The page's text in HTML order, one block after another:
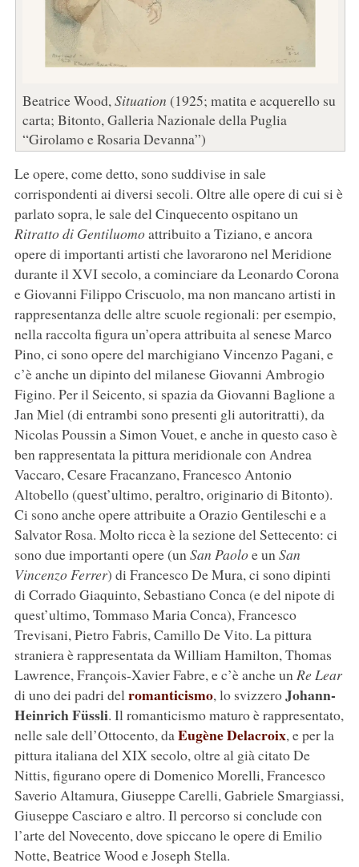
Beatrice Wood,Situation (1925; matita e acquerello su
carta; Bitonto, Galleria Nazionale della Puglia
“Girolamo e Rosaria Devanna”)
Le opere, come detto, sono suddivise in sale
corrispondenti ai diversi secoli. Oltre alle opere di cui si è
parlato sopra, le sale del Cinquecento ospitano un
Ritratto di Gentiluomoattribuito a Tiziano, e ancora
opere di importanti artisti che lavorarono nel Meridione
durante il XVI secolo, a cominciare da Leonardo Corona
e Giovanni Filippo Criscuolo, ma non mancano artisti in
rappresentanza delle altre scuole regionali: per esempio,
nella raccolta figura un’opera attribuita al senese Marco
Pino, ci sono opere del marchigiano Vincenzo Pagani, e
c’è anche un dipinto del milanese Giovanni Ambrogio
Figino. Per il Seicento, si spazia da Giovanni Baglione a
Jan Miel (di entrambi sono presenti gli autoritratti), da
Nicolas Poussin a Simon Vouet, e anche in questo caso è
ben rappresentata la pittura meridionale con Andrea
Vaccaro, Cesare Fracanzano, Francesco Antonio
Altobello (quest’ultimo, peraltro, originario di Bitonto).
Ci sono anche opere attribuite a Orazio Gentileschi e a
Salvator Rosa. Molto ricca è la sezione del Settecento: ci
sono due importanti opere (unSan Paoloe unSan
Vincenzo Ferrer) di Francesco De Mura, ci sono dipinti
di Corrado Giaquinto, Sebastiano Conca (e del nipote di
quest’ultimo, Tommaso Maria Conca), Francesco
Trevisani, Pietro Fabris, Camillo De Vito. La pittura
straniera è rappresentata da William Hamilton, Thomas
Lawrence, François-Xavier Fabre, e c’è anche unRe Lear
di uno dei padri delromanticismo, lo svizzeroJohann-
Heinrich Füssli. Il romanticismo maturo è rappresentato,
nelle sale dell’Ottocento, daEugène Delacroix, e per la
pittura italiana del XIX secolo, oltre al già citato De
Nittis, figurano opere di Domenico Morelli, Francesco
Saverio Altamura, Giuseppe Carelli, Gabriele Smargiassi,
Giuseppe Casciaro e altro. Il percorso si conclude con
l’arte del Novecento, dove spiccano le opere di Emilio
Notte, Beatrice Wood e Joseph Stella.